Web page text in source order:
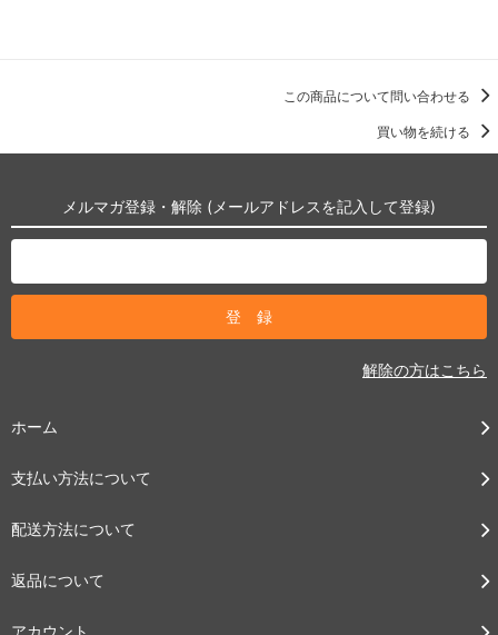
この商品について問い合わせる
買い物を続ける
メルマガ登録・解除 (メールアドレスを記入して登録)
解除の方はこちら
ホーム
支払い方法について
配送方法について
返品について